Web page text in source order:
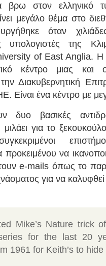
στον ελληνικό
μεγάλο θέμα στο
όταν
της
of East Anglia. Η
κέντρο μιας και
Διακυβερνητική
Είναι ένα κέντρο με
δυο βασικές
για το
προκειμένου να
e-mails όπως το
για να
Mike’s Nature trick
for the last 20
1961 for Keith’s to hide